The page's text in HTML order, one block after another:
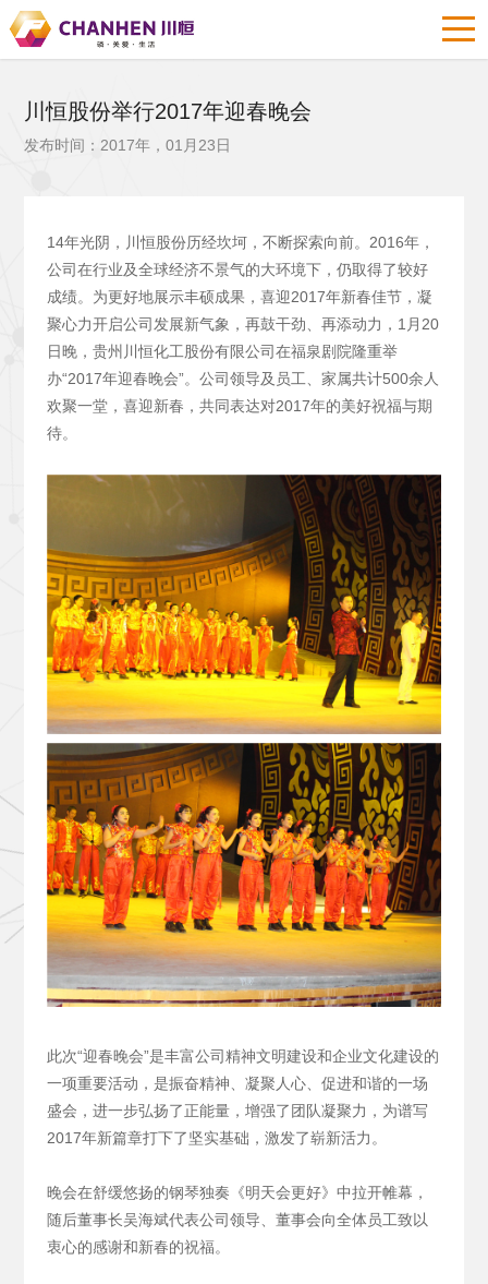
川恒股份举行2017年迎春晚会
发布时间：2017年，01月23日
14年光阴，川恒股份历经坎坷，不断探索向前。2016年，
公司在行业及全球经济不景气的大环境下，仍取得了较好
成绩。为更好地展示丰硕成果，喜迎2017年新春佳节，凝
聚心力开启公司发展新气象，再鼓干劲、再添动力，1月20
日晚，贵州川恒化工股份有限公司在福泉剧院隆重举
办“2017年迎春晚会”。公司领导及员工、家属共计500余人
欢聚一堂，喜迎新春，共同表达对2017年的美好祝福与期
待。
此次“迎春晚会”是丰富公司精神文明建设和企业文化建设的
一项重要活动，是振奋精神、凝聚人心、促进和谐的一场
盛会，进一步弘扬了正能量，增强了团队凝聚力，为谱写
2017年新篇章打下了坚实基础，激发了崭新活力。
晚会在舒缓悠扬的钢琴独奏《明天会更好》中拉开帷幕，
随后董事长吴海斌代表公司领导、董事会向全体员工致以
衷心的感谢和新春的祝福。